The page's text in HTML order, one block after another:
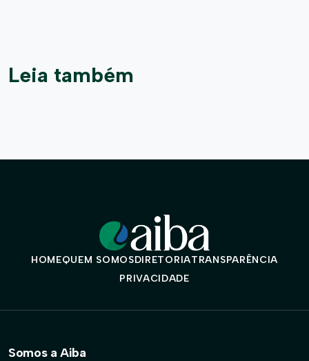
Leia também
HOMEQUEM SOMOSDIRETORIATRANSPARÊNCIA
PRIVACIDADE
Somos a Aiba